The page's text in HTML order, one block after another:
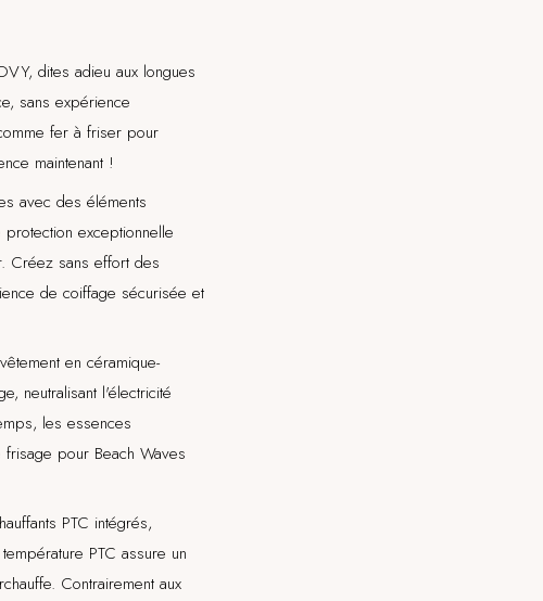
dites adieu aux longues
sans expérience
fer à friser pour
maintenant !
avec des éléments
exceptionnelle
Créez sans effort des
de coiffage sécurisée et
en céramique-
neutralisant l'électricité
les essences
pour Beach Waves
PTC intégrés,
PTC assure un
Contrairement aux